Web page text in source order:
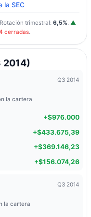
la SEC
trimestral: 6,5%. ▲
cerradas.
2014)
Q3 2014
la cartera
+$976.000
+$433.675,39
+$369.146,23
+$156.074,26
Q3 2014
la cartera